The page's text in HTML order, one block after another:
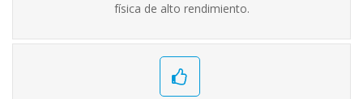
física de alto rendimiento.